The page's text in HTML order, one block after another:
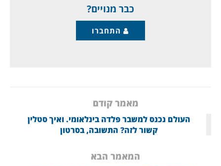
כבר מנויים?
התחברו
מאמר קודם
העולם נכנס למשבר פלדה בינלאומי. ואיך סטלין
קשור לזה? התשובה, בסרטון
המאמר הבא